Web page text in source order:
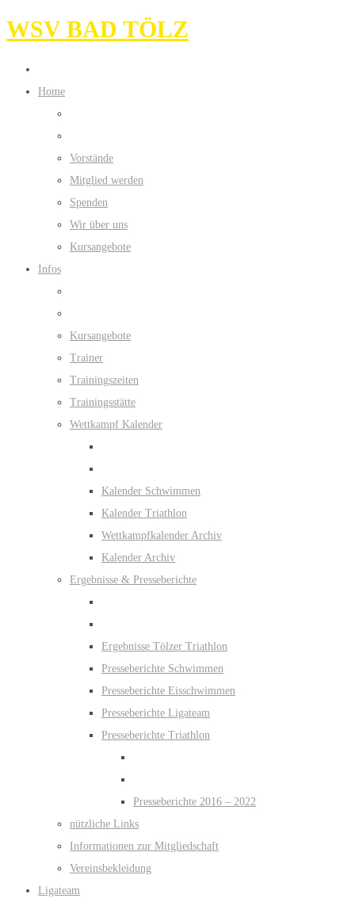
WSV BAD TÖLZ
Home
Vorstände
Mitglied werden
Spenden
Wir über uns
Kursangebote
Infos
Kursangebote
Trainer
Trainingszeiten
Trainingsstätte
Wettkampf Kalender
Kalender Schwimmen
Kalender Triathlon
Wettkampfkalender Archiv
Kalender Archiv
Ergebnisse & Presseberichte
Ergebnisse Tölzer Triathlon
Presseberichte Schwimmen
Presseberichte Eisschwimmen
Presseberichte Ligateam
Presseberichte Triathlon
Presseberichte 2016 – 2022
nützliche Links
Informationen zur Mitgliedschaft
Vereinsbekleidung
Ligateam